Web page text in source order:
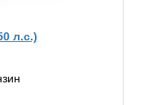
л.с.)